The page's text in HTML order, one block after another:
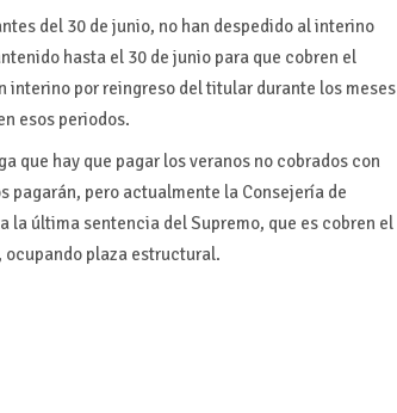
del 30 de junio, no han despedido al interino
hasta el 30 de junio para que cobren el
interino por reingreso del titular durante los meses
esos periodos.
que hay que pagar los veranos no cobrados con
pagarán, pero actualmente la Consejería de
la última sentencia del Supremo, que es cobren el
plaza estructural.